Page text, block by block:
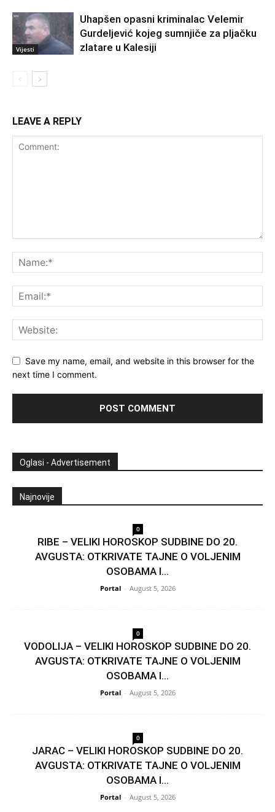
Vijesti
Uhapšen opasni kriminalac Velemir
Gurdeljević kojeg sumnjiče za pljačku
zlatare u Kalesiji
LEAVE A REPLY
Save my name, email, and website in this browser for the
next time I comment.
Oglasi - Advertisement
Najnovije
0
RIBE – VELIKI HOROSKOP SUDBINE DO 20.
AVGUSTA: OTKRIVATE TAJNE O VOLJENIM
OSOBAMA I...
Portal - August 5, 2026
0
VODOLIJA – VELIKI HOROSKOP SUDBINE DO 20.
AVGUSTA: OTKRIVATE TAJNE O VOLJENIM
OSOBAMA I...
Portal - August 5, 2026
0
JARAC – VELIKI HOROSKOP SUDBINE DO 20.
AVGUSTA: OTKRIVATE TAJNE O VOLJENIM
OSOBAMA I...
Portal - August 5, 2026